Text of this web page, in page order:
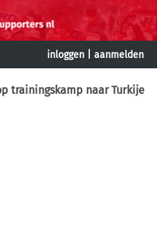
inloggen aanmelden
trainingskamp naar Turkije